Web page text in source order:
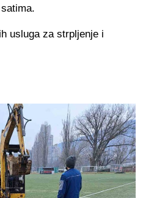
usluga za strpljenje i